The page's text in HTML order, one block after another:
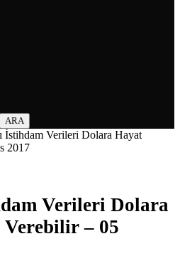
İstihdam Verileri Dolara Hayat
2017
Verileri Dolara
– 05